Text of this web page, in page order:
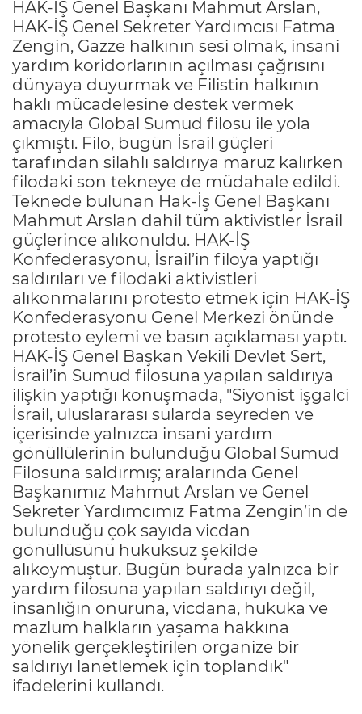
HAK-İŞ Genel Başkanı Mahmut Arslan,
HAK-İŞ Genel Sekreter Yardımcısı Fatma
Zengin, Gazze halkının sesi olmak, insani
yardım koridorlarının açılması çağrısını
dünyaya duyurmak ve Filistin halkının
haklı mücadelesine destek vermek
amacıyla Global Sumud filosu ile yola
çıkmıştı. Filo, bugün İsrail güçleri
tarafından silahlı saldırıya maruz kalırken
filodaki son tekneye de müdahale edildi.
Teknede bulunan Hak-İş Genel Başkanı
Mahmut Arslan dahil tüm aktivistler İsrail
güçlerince alıkonuldu. HAK-İŞ
Konfederasyonu, İsrail’in filoya yaptığı
saldırıları ve filodaki aktivistleri
alıkonmalarını protesto etmek için HAK-İŞ
Konfederasyonu Genel Merkezi önünde
protesto eylemi ve basın açıklaması yaptı.
HAK-İŞ Genel Başkan Vekili Devlet Sert,
İsrail’in Sumud filosuna yapılan saldırıya
ilişkin yaptığı konuşmada, "Siyonist işgalci
İsrail, uluslararası sularda seyreden ve
içerisinde yalnızca insani yardım
gönüllülerinin bulunduğu Global Sumud
Filosuna saldırmış; aralarında Genel
Başkanımız Mahmut Arslan ve Genel
Sekreter Yardımcımız Fatma Zengin’in de
bulunduğu çok sayıda vicdan
gönüllüsünü hukuksuz şekilde
alıkoymuştur. Bugün burada yalnızca bir
yardım filosuna yapılan saldırıyı değil,
insanlığın onuruna, vicdana, hukuka ve
mazlum halkların yaşama hakkına
yönelik gerçekleştirilen organize bir
saldırıyı lanetlemek için toplandık"
ifadelerini kullandı.